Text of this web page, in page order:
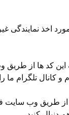
اخذ نمایندگی
کد ها از
طریق وب سایت